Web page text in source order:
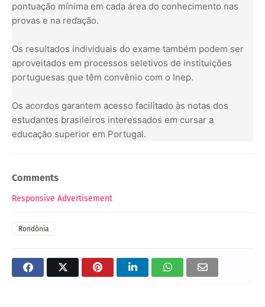
pontuação mínima em cada área do conhecimento nas
provas e na redação.
Os resultados individuais do exame também podem ser
aproveitados em processos seletivos de instituições
portuguesas que têm convênio com o Inep.
Os acordos garantem acesso facilitado às notas dos
estudantes brasileiros interessados em cursar a
educação superior em Portugal.
Comments
Responsive Advertisement
Rondônia